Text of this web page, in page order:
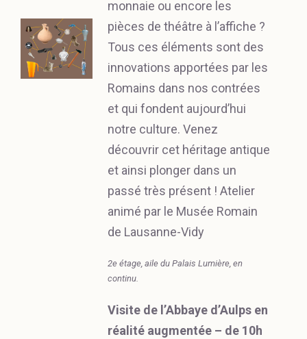
monnaie ou encore les
pièces de théâtre à l’affiche ?
Tous ces éléments sont des
innovations apportées par les
Romains dans nos contrées
et qui fondent aujourd’hui
notre culture. Venez
découvrir cet héritage antique
et ainsi plonger dans un
passé très présent ! Atelier
animé par le Musée Romain
de Lausanne-Vidy
2e étage, aile du Palais Lumière, en
continu.
Visite de l’Abbaye d’Aulps en
réalité augmentée – de 10h